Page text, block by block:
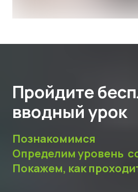
Пройдите
вводный урок
Познакомимся
Определим уровень
Покажем, как